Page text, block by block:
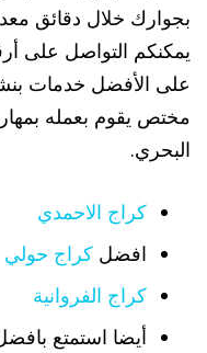
بجوارك خلال دقائق
يمكنكم التواصل على
على الأفضل خدمات
مختص يقوم بعمله
البحري.
كراج الاحمدي
افضل كراج حولي
كراج الفروانية
أيضا استمتع